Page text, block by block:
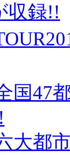
収録!!
国47
大都